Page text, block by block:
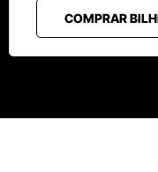
COMPRAR